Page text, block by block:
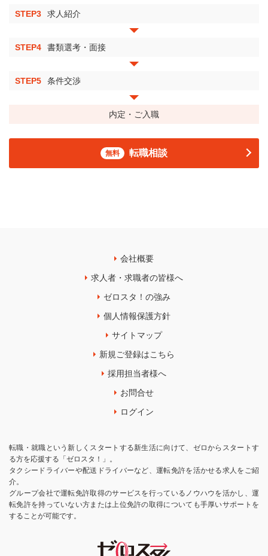
STEP3 求人紹介
STEP4 書類選考・面接
STEP5 条件交渉
内定・ご入職
無料 転職相談
会社概要
求人者・求職者の皆様へ
ゼロスタ！の強み
個人情報保護方針
サイトマップ
新規ご登録はこちら
採用担当者様へ
お問合せ
ログイン
転職・就職という新しくスタートする新生活に向けて、ゼロからスタートす
る方を応援する「ゼロスタ！」。
タクシードライバーや配送ドライバーなど、運転免許を活かせる求人をご紹
介。
グループ会社で運転免許取得のサービスを行っているノウハウを活かし、運
転免許を持っていない方または上位免許の取得についても手厚いサポートを
することが可能です。